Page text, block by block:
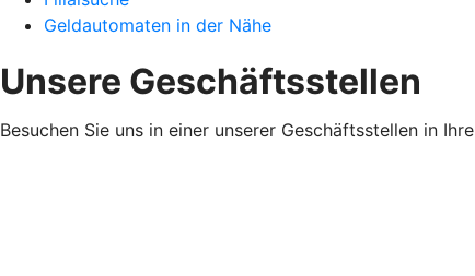
Geldautomaten in der Nähe
Unsere Geschäftsstellen
Besuchen Sie uns in einer unserer Geschäftsstellen in